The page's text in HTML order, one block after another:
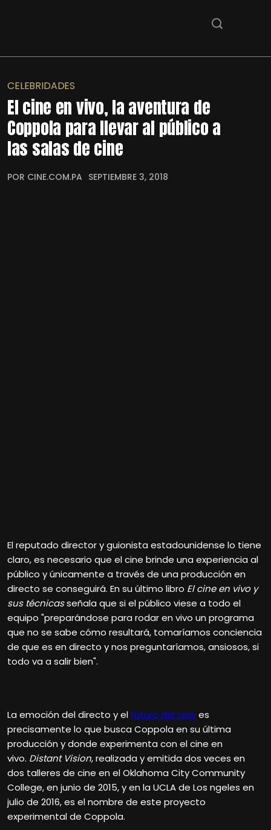
CELEBRIDADES
El cine en vivo, la aventura de
Coppola para llevar al público a
las salas de cine
POR CINE.COM.PA SEPTIEMBRE 3, 2018
El reputado director y guionista estadounidense lo tiene
claro, es necesario que el cine brinde una experiencia al
público y únicamente a través de una producción en
directo se conseguirá. En su último libro El cine en vivo y
sus técnicasseñala que si el público viese a todo el
equipo "preparándose para rodar en vivo un programa
que no se sabe cómo resultará, tomaríamos conciencia
de que es en directo y nos preguntaríamos, ansiosos, si
todo va a salir bien".
La emoción del directo y el futuro del cine es
precisamente lo que busca Coppola en su última
producción y donde experimenta con el cine en
vivo. Distant Vision, realizada y emitida dos veces en
dos talleres de cine en el Oklahoma City Community
College, en junio de 2015, y en la UCLA de Los ngeles en
julio de 2016, es el nombre de este proyecto
experimental de Coppola.